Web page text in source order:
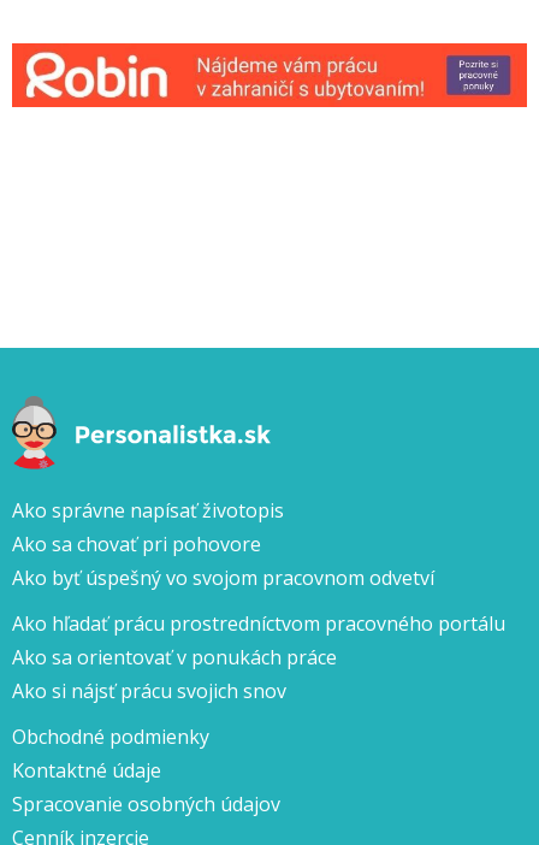
Ako správne napísať životopis
Ako sa chovať pri pohovore
Ako byť úspešný vo svojom pracovnom odvetví
Ako hľadať prácu prostredníctvom pracovného portálu
Ako sa orientovať v ponukách práce
Ako si nájsť prácu svojich snov
Obchodné podmienky
Kontaktné údaje
Spracovanie osobných údajov
Cenník inzercie